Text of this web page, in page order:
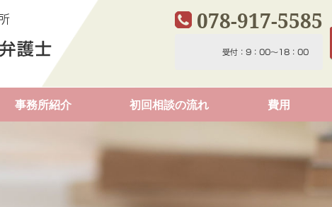
078-917-5585
事務所紹介 初回相談の流れ 費用